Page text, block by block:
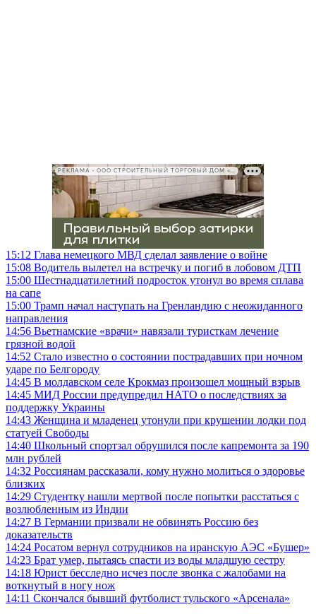
РЕКЛАМА • ООО СТРОИТЕЛЬНЫЙ ТОРГОВЫЙ ДОМ «ПЕТРОВИЧ», ИНН 7802348846
15:12 Глава немецкого МВД сделал заявление о войне
15:08 Водитель вылетел на встречку и погиб в лобовом ДТП
15:00 Шестнадцатилетний подросток утонул во время сплава
на сапе
15:00 Трамп начал наступать на Гренландию с неожиданного
направления
14:56 Вьетнамские «врачи» навязали туристкам лечение
грязной водой
14:52 Стало известно о состоянии пострадавших при ночном
ударе по Белгороду
14:45 В молдавском селе Крокмаз произошел мощный взрыв
14:45 МИД России предупредил НАТО о последствиях за
поддержку Украины
14:43 Женщина и младенец утонули при крушении лодки под
статуей Свободы
14:40 Школьный спортзал обрушился после капремонта за 190
млн рублей
14:32 Россиянам рассказали, кому нужно молиться о здоровье
близких
14:29 Студентку нашли мертвой после попытки расстаться с
возлюбленным из Индии
14:27 В Германии призвали не обвинять Россию без
доказательств
14:24 Росатом вернул сотрудников на иранскую АЭС «Бушер»
14:23 Брат умер, пытаясь спасти из воды младшую сестру
14:18 Юрист бесследно исчез после звонка с жалобами на
воткнутый в ногу нож
14:11 Скончался бывший футболист тульского «Арсенала»